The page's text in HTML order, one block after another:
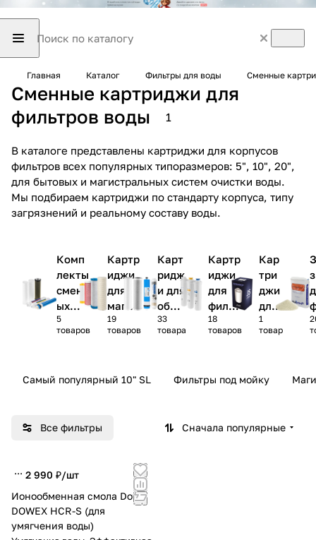
Главная Каталог Фильтры для воды Сменные
Сменные картриджи для
фильтров воды
1
В каталоге представлены картриджи для корпусов
фильтров всех популярных типоразмеров: 5", 10", 20",
для бытовых и магистральных систем очистки воды.
Мы подбираем картриджи по стандарту корпуса, типу
загрязнений и реальному составу воды.
Комп
лекты
сменн
ых
картр
иджей
5
товаров
Картр
иджи
для
магис
траль
ных
19
товаров
Карт
ридж
и для
обра
тног
о
33
товара
Картр
иджи
для
фильт
рации
питье
18
товаров
Кар
три
джи
для
фил
ьтр-
ов
1
товар
Самый популярный 10" SL Фильтры под мойку
Все фильтры Сначала популярные
2 990 ₽/шт
Ионообменная смола Dow
DOWEX HCR-S (для
умягчения воды)